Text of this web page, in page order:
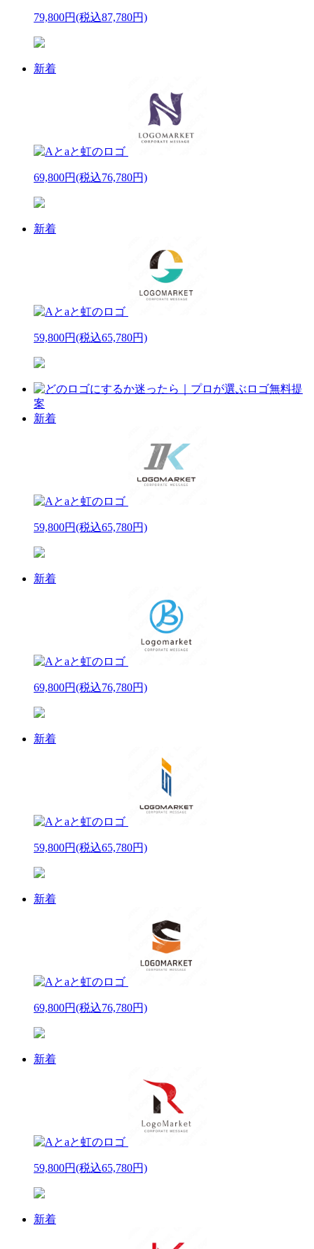
79,800円(税込87,780円)
新着
69,800円(税込76,780円)
新着
59,800円(税込65,780円)
新着
59,800円(税込65,780円)
新着
69,800円(税込76,780円)
新着
59,800円(税込65,780円)
新着
69,800円(税込76,780円)
新着
59,800円(税込65,780円)
新着